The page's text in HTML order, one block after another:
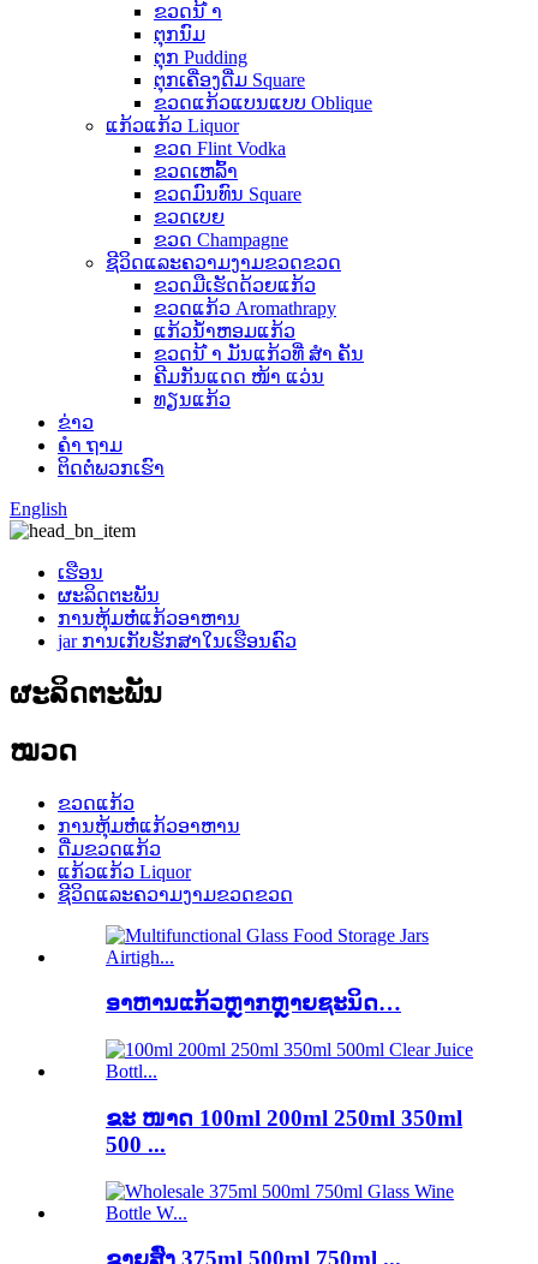
ຂວດນ້ ຳ
ຕຸກນົມ
ຕຸກ Pudding
ຕຸກເຄື່ອງດື່ມ Square
ຂວດແກ້ວແບນແບບ Oblique
ແກ້ວແກ້ວ Liquor
ຂວດ Flint Vodka
ຂວດເຫລົ້າ
ຂວດມົນທົນ Square
ຂວດເບຍ
ຂວດ Champagne
ຊີວິດແລະຄວາມງາມຂວດຂວດ
ຂວດມືເຮັດດ້ວຍແກ້ວ
ຂວດແກ້ວ Aromathrapy
ແກ້ວນໍ້າຫອມແກ້ວ
ຂວດນ້ ຳ ມັນແກ້ວທີ່ ສຳ ຄັນ
ຄີມກັນແດດ ໜ້າ ແວ່ນ
ທຽນແກ້ວ
ຂ່າວ
ຄຳ ຖາມ
ຕິດ​ຕໍ່​ພວກ​ເຮົາ
English
ເຮືອນ
ຜະລິດຕະພັນ
ການຫຸ້ມຫໍ່ແກ້ວອາຫານ
jar ການເກັບຮັກສາໃນເຮືອນຄົວ
ຜະລິດຕະພັນ
ໝວດ
ຂວດແກ້ວ
ການຫຸ້ມຫໍ່ແກ້ວອາຫານ
ດື່ມຂວດແກ້ວ
ແກ້ວແກ້ວ Liquor
ຊີວິດແລະຄວາມງາມຂວດຂວດ
ອາຫານແກ້ວຫຼາກຫຼາຍຊະນິດ…
ຂະ ໜາດ 100ml 200ml 250ml 350ml
500 ...